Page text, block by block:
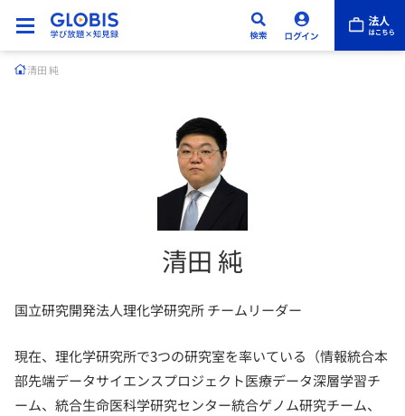
清田 純
清田 純
国立研究開発法人理化学研究所 チームリーダー
現在、理化学研究所で3つの研究室を率いている（情報統合本
部先端データサイエンスプロジェクト医療データ深層学習チ
ーム、統合生命医科学研究センター統合ゲノム研究チーム、